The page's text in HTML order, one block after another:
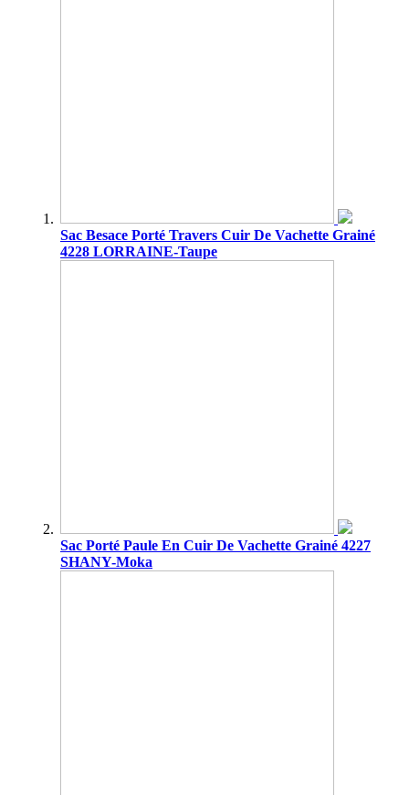
Sac Besace Porté Travers Cuir De Vachette Grainé
4228 LORRAINE-Taupe
Sac Porté Paule En Cuir De Vachette Grainé 4227
SHANY-Moka